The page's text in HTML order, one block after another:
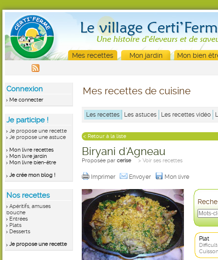
Mes recettes Mon jardin Mon bien
Connexion
Me connecter
Je participe !
Je propose une recette
Je propose une astuce
Mon livre recettes
Mon livre jardin
Mon livre bien-être
Je crée mon blog !
Nos recettes
Apéritifs, amuses
bouche
Entrées
Plats
Desserts
Je propose une recette
Mes recettes de cuisine
Les recettes Les astuces Les recettes vidéo
< Retour à la liste
Biryani d'Agneau
Proposée par cerise > Voir ses recettes
Imprimer Envoyer Mon livre
Plat